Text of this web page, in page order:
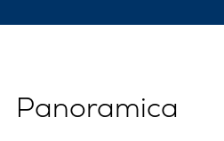
Panoramica